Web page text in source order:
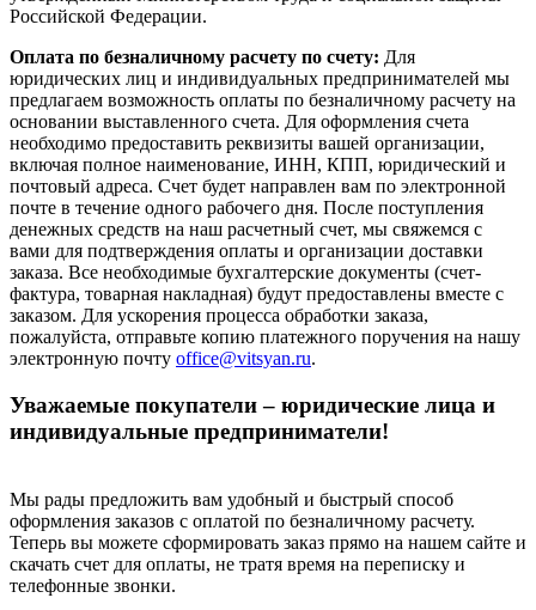
Российской Федерации.
Оплата по безналичному расчету по счету: Для
юридических лиц и индивидуальных предпринимателей мы
предлагаем возможность оплаты по безналичному расчету на
основании выставленного счета. Для оформления счета
необходимо предоставить реквизиты вашей организации,
включая полное наименование, ИНН, КПП, юридический и
почтовый адреса. Счет будет направлен вам по электронной
почте в течение одного рабочего дня. После поступления
денежных средств на наш расчетный счет, мы свяжемся с
вами для подтверждения оплаты и организации доставки
заказа. Все необходимые бухгалтерские документы (счет-
фактура, товарная накладная) будут предоставлены вместе с
заказом. Для ускорения процесса обработки заказа,
пожалуйста, отправьте копию платежного поручения на нашу
электронную почту office@vitsyan.ru.
Уважаемые покупатели – юридические лица и
индивидуальные предприниматели!
Мы рады предложить вам удобный и быстрый способ
оформления заказов с оплатой по безналичному расчету.
Теперь вы можете сформировать заказ прямо на нашем сайте и
скачать счет для оплаты, не тратя время на переписку и
телефонные звонки.